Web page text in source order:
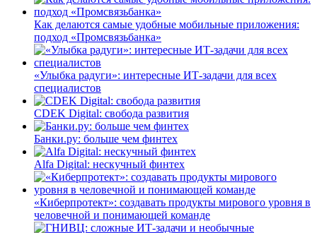
Как делаются самые удобные мобильные приложения:
подход «Промсвязьбанка»
«Улыбка радуги»: интересные ИТ-задачи для всех
специалистов
CDEK Digital: свобода развития
Банки.ру: больше чем финтех
Alfa Digital: нескучный финтех
«Киберпротект»: создавать продукты мирового уровня в
человечной и понимающей команде